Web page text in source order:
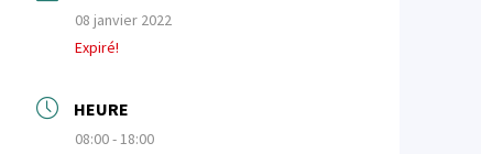
08 janvier 2022
Expiré!
HEURE
08:00 - 18:00